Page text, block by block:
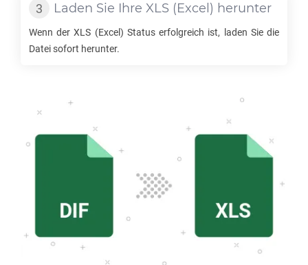
Laden Sie Ihre XLS (Excel) herunter
Wenn derXLS (Excel) Status erfolgreich ist, laden Sie die
Datei sofort herunter.